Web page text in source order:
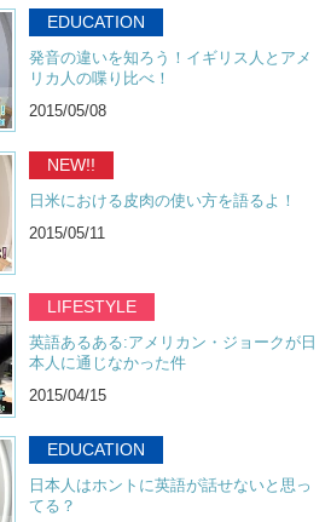
EDUCATION
発音の違いを知ろう！イギリス人とアメ
リカ人の喋り比べ！
2015/05/08
NEW!!
日米における皮肉の使い方を語るよ！
2015/05/11
LIFESTYLE
英語あるある:アメリカン・ジョークが日
本人に通じなかった件
2015/04/15
EDUCATION
日本人はホントに英語が話せないと思っ
てる？